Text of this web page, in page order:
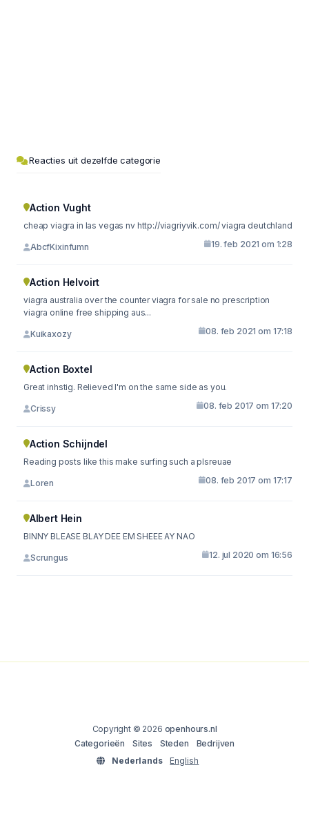
Reacties uit dezelfde categorie
Action Vught
cheap viagra in las vegas nv http://viagriyvik.com/ viagra deutchland
AbcfKixinfumn 19. feb 2021 om 1:28
Action Helvoirt
viagra australia over the counter viagra for sale no prescription
viagra online free shipping aus...
Kuikaxozy 08. feb 2021 om 17:18
Action Boxtel
Great inhstig. Relieved I'm on the same side as you.
Crissy 08. feb 2017 om 17:20
Action Schijndel
Reading posts like this make surfing such a plsreuae
Loren 08. feb 2017 om 17:17
Albert Hein
BINNY BLEASE BLAY DEE EM SHEEE AY NAO
Scrungus 12. jul 2020 om 16:56
Copyright © 2026 openhours.nl
Categorieën
Sites Steden
Bedrijven
Nederlands
English